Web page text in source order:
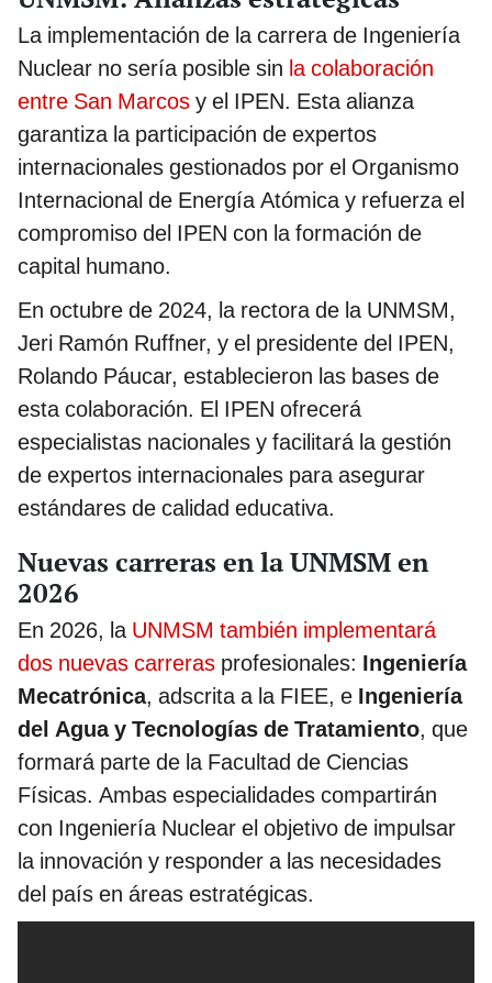
La implementación de la carrera de Ingeniería
Nuclear no sería posible sin la colaboración
entre San Marcos y el IPEN. Esta alianza
garantiza la participación de expertos
internacionales gestionados por el Organismo
Internacional de Energía Atómica y refuerza el
compromiso del IPEN con la formación de
capital humano.
En octubre de 2024, la rectora de la UNMSM,
Jeri Ramón Ruffner, y el presidente del IPEN,
Rolando Páucar, establecieron las bases de
esta colaboración. El IPEN ofrecerá
especialistas nacionales y facilitará la gestión
de expertos internacionales para asegurar
estándares de calidad educativa.
Nuevas carreras en la UNMSM en
2026
En 2026, la UNMSM también implementará
dos nuevas carreras profesionales: Ingeniería
Mecatrónica, adscrita a la FIEE, e Ingeniería
del Agua y Tecnologías de Tratamiento, que
formará parte de la Facultad de Ciencias
Físicas. Ambas especialidades compartirán
con Ingeniería Nuclear el objetivo de impulsar
la innovación y responder a las necesidades
del país en áreas estratégicas.